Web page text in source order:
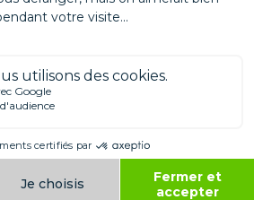
à notre Newsletter !